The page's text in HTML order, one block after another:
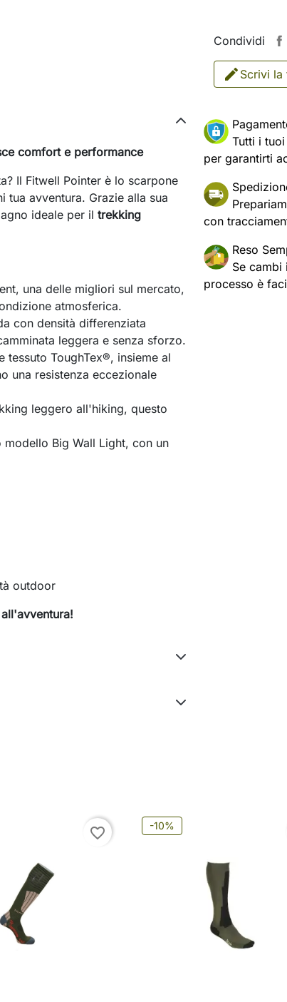
Condividi
Scrivi la
Tutti i
per garantirti
con
Reso
Se
processo è
comfort e performance
Il Fitwell Pointer è lo scarpone
avventura. Grazie alla sua
ideale per il trekking
una delle migliori sul mercato,
atmosferica.
con densità differenziata
leggera e senza sforzo.
tessuto ToughTex®, insieme al
una resistenza eccezionale
leggero all'hiking, questo
Big Wall Light, con un
outdoor
favorite_border -10%